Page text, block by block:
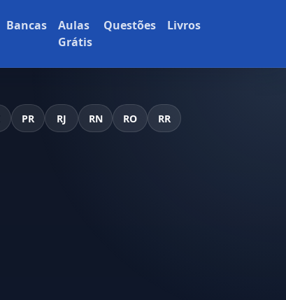
Bancas
Aulas
Grátis
Questões Livros
PR RJ RN RO RR